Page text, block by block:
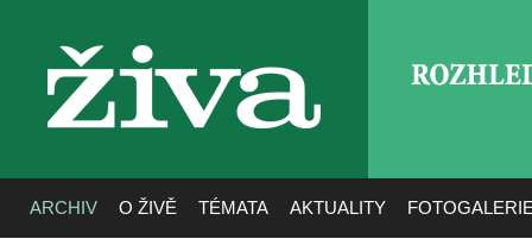
živa
ARCHIV O ŽIVĚ TÉMATA AKTUALITY